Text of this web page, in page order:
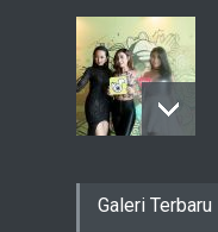
Galeri Terbaru